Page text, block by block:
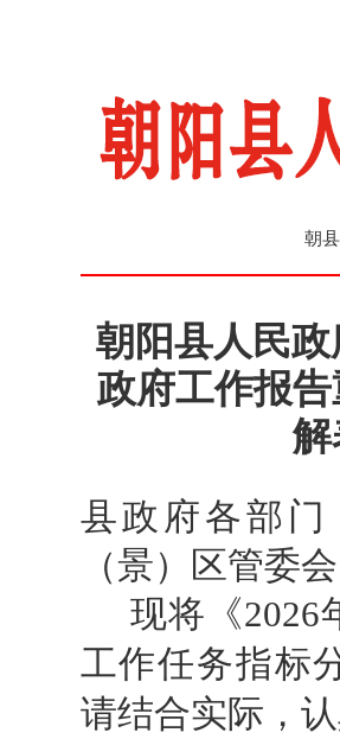
朝
朝阳县人民
政府工作报
解
县政府各部
（景）区管委
现将《2026
工作任务指标
请结合实际，